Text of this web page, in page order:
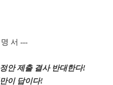
서 ---
안 제출 결사 반대한다!
이 답이다!